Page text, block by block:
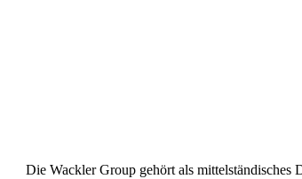
Die Wackler Group gehört als mittelständisches